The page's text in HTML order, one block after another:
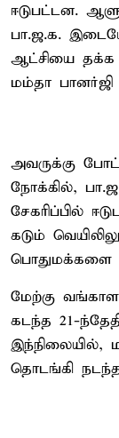
ஈடுபட்டன.
பா.ஜ.க.
ஆட்சியை தக்க
மம்தா பானர்ஜி
அவருக்கு
நோக்கில்,
சேகரிப்பில்
கடும்
பொதுமக்களை
மேற்கு
கடந்த 21-
இந்நிலையில்,
தொடங்கி